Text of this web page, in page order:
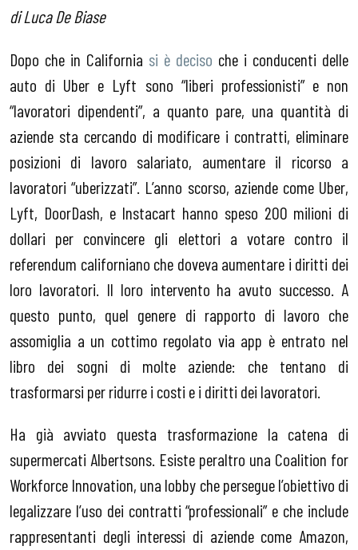
di Luca De Biase
Dopo che in California si è deciso che i conducenti delle
auto di Uber e Lyft sono “liberi professionisti” e non
“lavoratori dipendenti”, a quanto pare, una quantità di
aziende sta cercando di modificare i contratti, eliminare
posizioni di lavoro salariato, aumentare il ricorso a
lavoratori “uberizzati”. L’anno scorso, aziende come Uber,
Lyft, DoorDash, e Instacart hanno speso 200 milioni di
dollari per convincere gli elettori a votare contro il
referendum californiano che doveva aumentare i diritti dei
loro lavoratori. Il loro intervento ha avuto successo. A
questo punto, quel genere di rapporto di lavoro che
assomiglia a un cottimo regolato via app è entrato nel
libro dei sogni di molte aziende: che tentano di
trasformarsi per ridurre i costi e i diritti dei lavoratori.
Ha già avviato questa trasformazione la catena di
supermercati Albertsons. Esiste peraltro una Coalition for
Workforce Innovation, una lobby che persegue l’obiettivo di
legalizzare l’uso dei contratti “professionali” e che include
rappresentanti degli interessi di aziende come Amazon,